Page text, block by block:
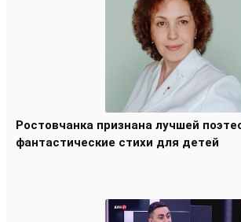
Ростовчанка признана лучшей
фантастические стихи для детей